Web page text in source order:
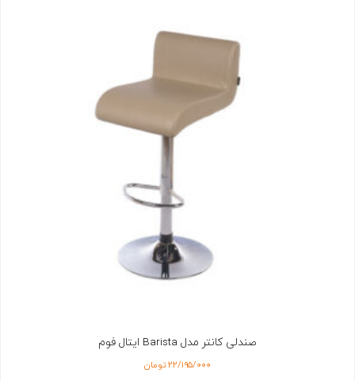
صندلی کانتر مدل Barista ایتال فوم
۲۲/۱۹۵/۰۰۰ تومان